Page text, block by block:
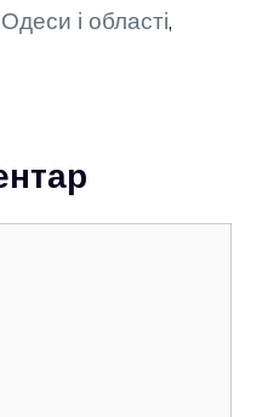
і області,